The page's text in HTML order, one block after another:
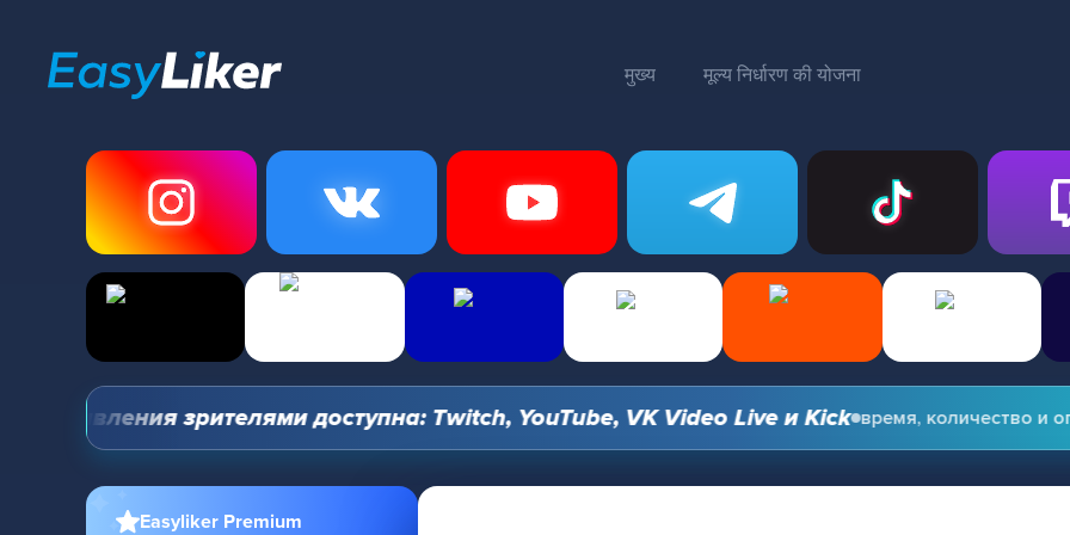
मुख्य मूल्य निर्धारण की योजना
зрителями доступна: Twitch, YouTube, VK Video Live и Kick время, количество и
Easyliker Premium